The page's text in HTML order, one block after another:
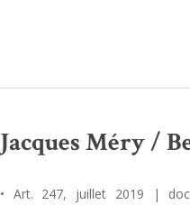
Jacques Méry /
• Art. 247, juillet 2019 |